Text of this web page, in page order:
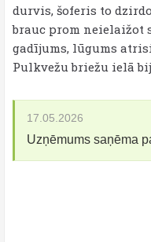
durvis, šoferis to
brauc prom neielaižot
gadījums, lūgums
Pulkvežu briežu ielā
17.05.2026
Uzņēmums saņēma